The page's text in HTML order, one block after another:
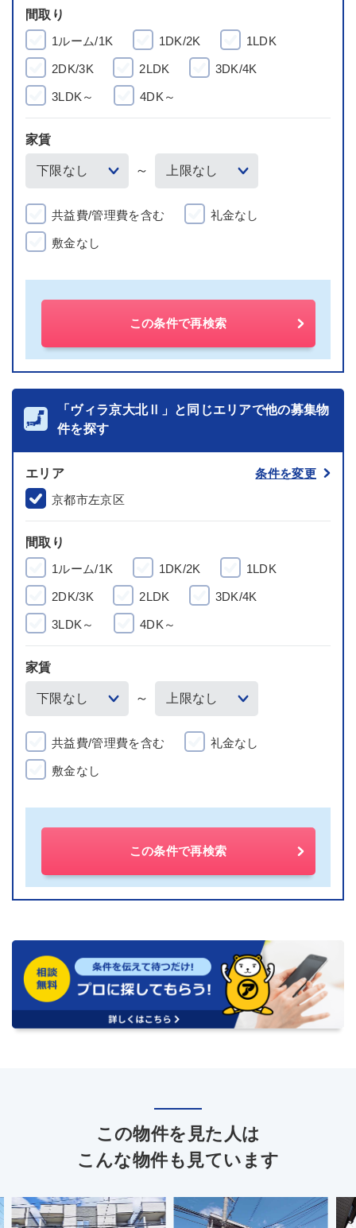
間取り
1ルーム/1K
1DK/2K 1LDK
2DK/3K 2LDK 3DK/4K
3LDK～ 4DK～
家賃
～
共益費/管理費を含む 礼金なし
敷金なし
この条件で再検索
「ヴィラ京大北Ⅱ」と同じエリアで他の募集物
件を探す
エリア
条件を変更
京都市左京区
間取り
1ルーム/1K
1DK/2K 1LDK
2DK/3K 2LDK 3DK/4K
3LDK～ 4DK～
家賃
～
共益費/管理費を含む 礼金なし
敷金なし
この条件で再検索
この物件を見た人は
こんな物件も見ています